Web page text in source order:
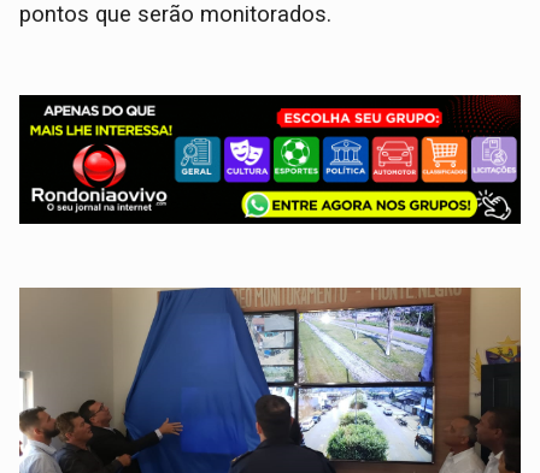
pontos que serão monitorados.